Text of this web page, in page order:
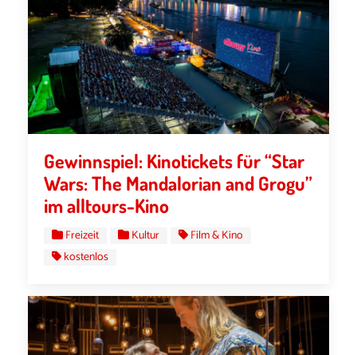
Gewinnspiel: Kinotickets für “Star
Wars: The Mandalorian and Grogu”
im alltours-Kino
Freizeit Kultur
Film & Kino
kostenlos